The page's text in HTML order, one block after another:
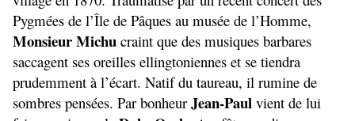
Pygmées de l’Île de Pâques au musée de l’Homme,
Monsieur Michu craint que des musiques barbares
saccagent ses oreilles ellingtoniennes et se tiendra
prudemment à l’écart. Natif du taureau, il rumine de
sombres pensées. Par bonheur Jean-Paul vient de lui